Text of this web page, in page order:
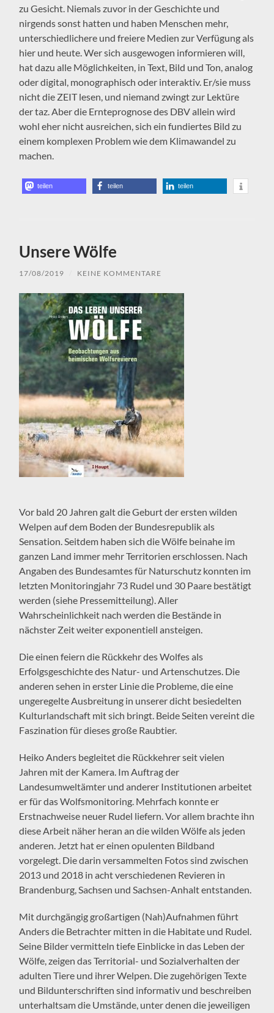
zu Gesicht. Niemals zuvor in der Geschichte und
nirgends sonst hatten und haben Menschen mehr,
unterschiedlichere und freiere Medien zur Verfügung als
hier und heute. Wer sich ausgewogen informieren will,
hat dazu alle Möglichkeiten, in Text, Bild und Ton, analog
oder digital, monographisch oder interaktiv. Er/sie muss
nicht die ZEIT lesen, und niemand zwingt zur Lektüre
der taz. Aber die Ernteprognose des DBV allein wird
wohl eher nicht ausreichen, sich ein fundiertes Bild zu
einem komplexen Problem wie dem Klimawandel zu
machen.
teilen teilen teilen
Unsere Wölfe
17/08/2019 KEINE KOMMENTARE
Vor bald 20 Jahren galt die Geburt der ersten wilden
Welpen auf dem Boden der Bundesrepublik als
Sensation. Seitdem haben sich die Wölfe beinahe im
ganzen Land immer mehr Territorien erschlossen. Nach
Angaben des Bundesamtes für Naturschutz konnten im
letzten Monitoringjahr 73 Rudel und 30 Paare bestätigt
werden (siehe Pressemitteilung). Aller
Wahrscheinlichkeit nach werden die Bestände in
nächster Zeit weiter exponentiell ansteigen.
Die einen feiern die Rückkehr des Wolfes als
Erfolgsgeschichte des Natur- und Artenschutzes. Die
anderen sehen in erster Linie die Probleme, die eine
ungeregelte Ausbreitung in unserer dicht besiedelten
Kulturlandschaft mit sich bringt. Beide Seiten vereint die
Faszination für dieses große Raubtier.
Heiko Anders begleitet die Rückkehrer seit vielen
Jahren mit der Kamera. Im Auftrag der
Landesumweltämter und anderer Institutionen arbeitet
er für das Wolfsmonitoring. Mehrfach konnte er
Erstnachweise neuer Rudel liefern. Vor allem brachte ihn
diese Arbeit näher heran an die wilden Wölfe als jeden
anderen. Jetzt hat er einen opulenten Bildband
vorgelegt. Die darin versammelten Fotos sind zwischen
2013 und 2018 in acht verschiedenen Revieren in
Brandenburg, Sachsen und Sachsen-Anhalt entstanden.
Mit durchgängig großartigen (Nah)Aufnahmen führt
Anders die Betrachter mitten in die Habitate und Rudel.
Seine Bilder vermitteln tiefe Einblicke in das Leben der
Wölfe, zeigen das Territorial- und Sozialverhalten der
adulten Tiere und ihrer Welpen. Die zugehörigen Texte
und Bildunterschriften sind informativ und beschreiben
unterhaltsam die Umstände, unter denen die jeweiligen